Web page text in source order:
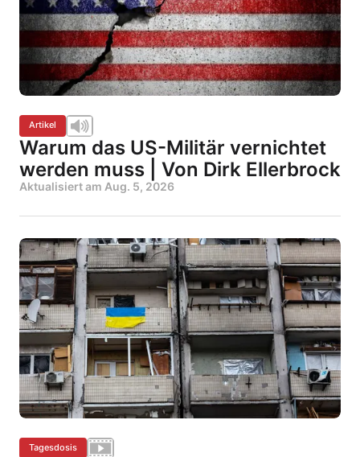
Artikel
Warum das US-Militär vernichtet
werden muss | Von Dirk Ellerbrock
Aktualisiert am Aug. 5, 2026
Tagesdosis